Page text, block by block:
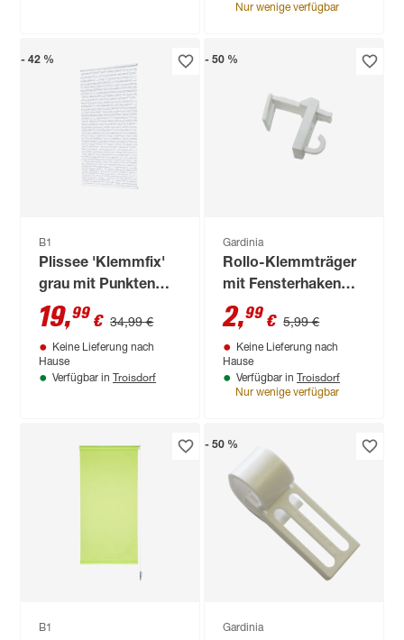
Nur wenige verfügbar
- 42 %
B1
Plissee 'Klemmfix'
grau mit Punkten
100 x 130 cm
19,99 € 34,99 €
Keine Lieferung nach
Hause
Verfügbar in Troisdorf
- 50 %
Gardinia
Rollo-Klemmträger
mit Fensterhaken
weiß, 2er-Pack
2,99 € 5,99 €
Keine Lieferung nach
Hause
Verfügbar in Troisdorf
Nur wenige verfügbar
B1
- 50 %
Gardinia